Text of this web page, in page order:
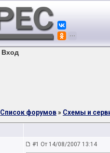
Вход
Список форумов » Схемы и
#1 От 14/08/2007 13:14